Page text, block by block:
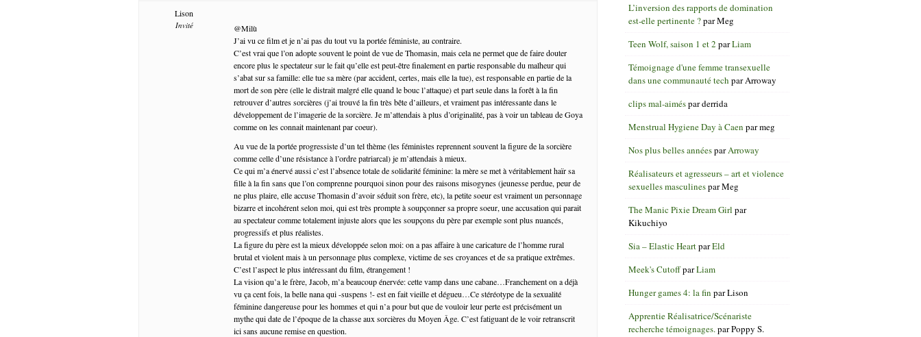
Lison
Invité
@Milù
J’ai vu ce film et je n’ai pas du tout vu la portée féministe, au contraire.
C’est vrai que l’on adopte souvent le point de vue de Thomasin, mais cela ne permet que de faire douter
encore plus le spectateur sur le fait qu’elle est peut-être finalement en partie responsable du malheur qui
s’abat sur sa famille: elle tue sa mère (par accident, certes, mais elle la tue), est responsable en partie de la
mort de son père (elle le distrait malgré elle quand le bouc l’attaque) et part seule dans la forêt à la fin
retrouver d’autres sorcières (j’ai trouvé la fin très bête d’ailleurs, et vraiment pas intéressante dans le
développement de l’imagerie de la sorcière. Je m’attendais à plus d’originalité, pas à voir un tableau de Goya
comme on les connait maintenant par coeur).
Au vue de la portée progressiste d’un tel thème (les féministes reprennent souvent la figure de la sorcière
comme celle d’une résistance à l’ordre patriarcal) je m’attendais à mieux.
Ce qui m’a énervé aussi c’est l’absence totale de solidarité féminine: la mère se met à véritablement haïr sa
fille à la fin sans que l’on comprenne pourquoi sinon pour des raisons misogynes (jeunesse perdue, peur de
ne plus plaire, elle accuse Thomasin d’avoir séduit son frère, etc), la petite soeur est vraiment un personnage
bizarre et incohérent selon moi, qui est très prompte à soupçonner sa propre soeur, une accusation qui parait
au spectateur comme totalement injuste alors que les soupçons du père par exemple sont plus nuancés,
progressifs et plus réalistes.
La figure du père est la mieux développée selon moi: on a pas affaire à une caricature de l’homme rural
brutal et violent mais à un personnage plus complexe, victime de ses croyances et de sa pratique extrêmes.
C’est l’aspect le plus intéressant du film, étrangement !
La vision qu’a le frère, Jacob, m’a beaucoup énervée: cette vamp dans une cabane…Franchement on a déjà
vu ça cent fois, la belle nana qui -suspens !- est en fait vieille et dégueu…Ce stéréotype de la sexualité
féminine dangereuse pour les hommes et qui n’a pour but que de vouloir leur perte est précisément un
mythe qui date de l’époque de la chasse aux sorcières du Moyen Âge. C’est fatiguant de le voir retranscrit
ici sans aucune remise en question.
L’inversion des rapports de domination
est-elle pertinente ?parMeg
Teen Wolf, saison 1 et 2 parLiam
Témoignage d'une femme transexuelle
dans une communauté tech parArroway
clips mal-aimésparderrida
Menstrual Hygiene Day à Caen parmeg
Nos plus belles annéesparArroway
Réalisateurs et agresseurs – art et violence
sexuelles masculinesparMeg
The Manic Pixie Dream Girl par
Kikuchiyo
Sia – Elastic HeartparEld
Meek's CutoffparLiam
Hunger games 4: la fin parLison
Apprentie Réalisatrice/Scénariste
recherche témoignages. parPoppy S.